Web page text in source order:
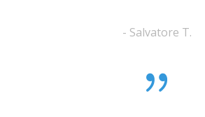
- Salvatore T.